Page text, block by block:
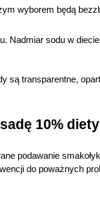
wyborem będą
Nadmiar sodu w
są transparentne,
10% diety
podawanie
do poważnych